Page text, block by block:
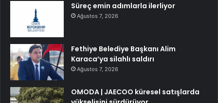
Süreç emin adımlarla ilerliyor
Ağustos 7, 2026
Fethiye Belediye Başkanı Alim
Karaca’ya silahlı saldırı
Ağustos 7, 2026
OMODA | JAECOO küresel satışlarda